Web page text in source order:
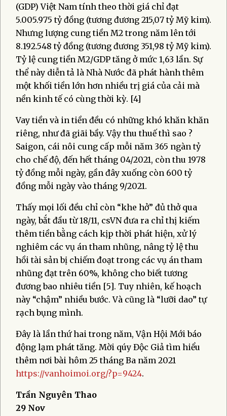
(GDP) Việt Nam tính theo thời giá chỉ đạt
5.005.975 tỷ đồng (tương đương 215,07 tỷ Mỹ kim).
Nhưng lượng cung tiền M2 trong năm lên tới
8.192.548 tỷ đồng (tương đương 351,98 tỷ Mỹ kim).
Tỷ lệ cung tiền M2/GDP tăng ở mức 1,63 lần. Sự
thể này diễn tả là Nhà Nước đã phát hành thêm
một khối tiền lớn hơn nhiều trị giá của cải mà
nền kinh tế có cùng thời kỳ. [4]
Vay tiền và in tiền đều có những khó khăn khăn
riêng, như đã giãi bầy. Vậy thu thuế thì sao ?
Saigon, cái nôi cung cấp mỗi năm 365 ngàn tỷ
cho chế độ, đến hết tháng 04/2021, còn thu 1978
tỷ đồng mỗi ngày, gần đây xuống còn 600 tỷ
đồng mỗi ngày vào tháng 9/2021.
Thấy mọi lối đều chỉ còn “khe hở” đủ thở qua
ngày, bắt đầu từ 18/11, csVN đưa ra chỉ thị kiếm
thêm tiền bằng cách kịp thời phát hiện, xử lý
nghiêm các vụ án tham nhũng, nâng tỷ lệ thu
hồi tài sản bị chiếm đoạt trong các vụ án tham
nhũng đạt trên 60%, không cho biết tương
đương bao nhiêu tiền [5]. Tuy nhiên, kế hoạch
này “chậm” nhiều bước. Và cũng là “lưỡi dao” tự
rạch bụng mình.
Đây là lần thứ hai trong năm, Vận Hội Mới báo
động lạm phát tăng. Mời qúy Độc Giả tìm hiểu
thêm nơi bài hôm 25 tháng Ba năm 2021
https://vanhoimoi.org/?p=9424.
Trần Nguyên Thao
29 Nov